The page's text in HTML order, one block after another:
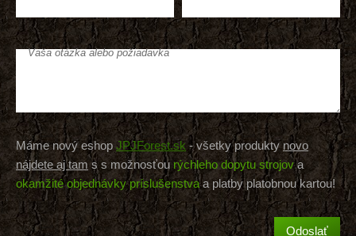
Vaša otázka alebo požiadavka
Máme nový eshop JPJForest.sk - všetky produktynovo
nájdete aj tams s možnosťou rýchleho dopytu strojova
okamžité objednávky príslušenstvaa platby platobnou kartou!